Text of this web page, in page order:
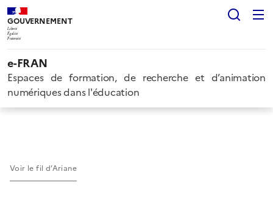
GOUVERNEMENT
Liberté
Égalité
Fraternité
e-FRAN
Espaces de formation, de recherche et d’animation
numériques dans l'éducation
Voir le fil d’Ariane